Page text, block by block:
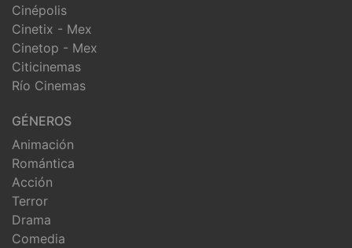
Cinépolis
Cinetix - Mex
Cinetop - Mex
Citicinemas
Río Cinemas
GÉNEROS
Animación
Romántica
Acción
Terror
Drama
Comedia